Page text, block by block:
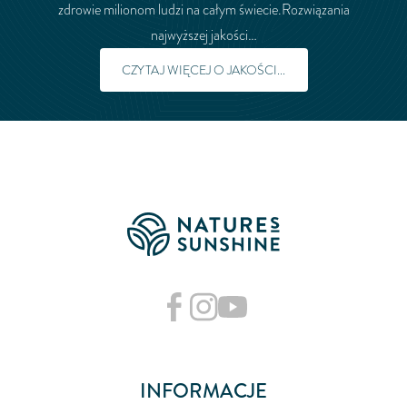
zdrowie milionom ludzi na całym świecie.Rozwiązania
najwyższej jakości…
CZYTAJ WIĘCEJ O JAKOŚCI...
INFORMACJE